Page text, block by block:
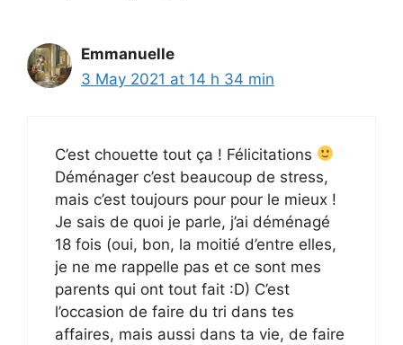
Emmanuelle
3 May 2021 at 14 h 34 min
C’est chouette tout ça ! Félicitations
Déménager c’est beaucoup de stress,
mais c’est toujours pour pour le mieux !
Je sais de quoi je parle, j’ai déménagé
18 fois (oui, bon, la moitié d’entre elles,
je ne me rappelle pas et ce sont mes
parents qui ont tout fait :D) C’est
l’occasion de faire du tri dans tes
affaires, mais aussi dans ta vie, de faire